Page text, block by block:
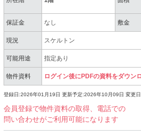
保証金 なし 敷金
現況 スケルトン
可能用途 指定あり
物件資料 ログイン後にPDFの資料をダウン
登録日:2026年01月19日 更新予定:2026年10月09日 変更
会員登録で物件資料の取得、電話での
問い合わせがご利用可能になります